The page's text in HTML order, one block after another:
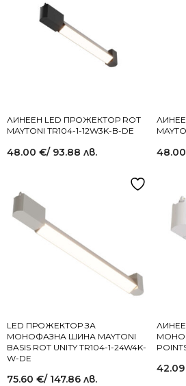
ЛИНЕЕН LED ПРОЖЕКТОР ROT
MAYTONI TR104-1-12W3K-B-DE
48.00 €/ 93.88 лв. 48.00
LED ПРОЖЕКТОР ЗА
МОНОФАЗНА ШИНА MAYTONI
BASIS ROT UNITY TR104-1-24W4K-
W-DE
75.60 €/ 147.86 лв.
42.09